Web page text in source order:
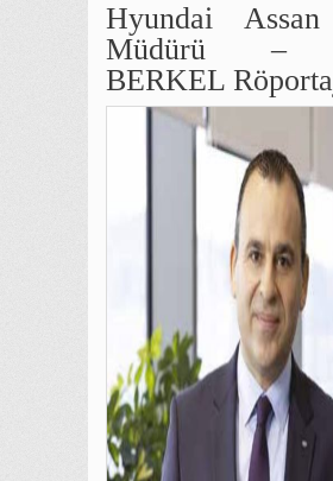
Hyundai
Müdürü –
BERKEL